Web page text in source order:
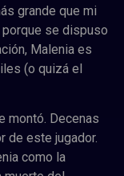
grande que mi
porque se dispuso
Malenia es
(o quizá el
montó. Decenas
de este jugador.
como la